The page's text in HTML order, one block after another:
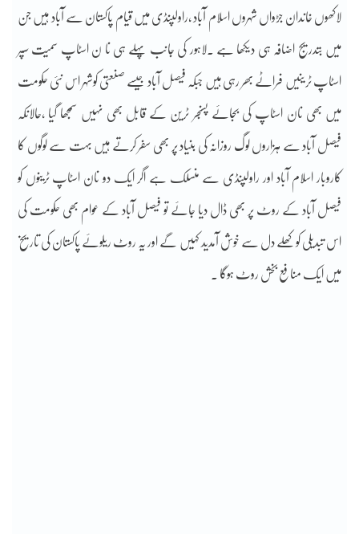
لاکھوں خاندان جڑواں شہروں اسلام آباد ،راولپنڈی میں قیام پاکستان سے آباد ہیں جن
میں بتدریج اضافہ ہی دیکھا ہے ۔لاہور کی جانب پہلے ہی نا ن اسٹاپ سمیت سپر
اسٹاپ ٹرینیں فراٹے بھر رہی ہیں جبکہ فیصل آباد جیسے صنعتی کوشہر اس نئی حکومت
میں بھی نان اسٹاپ کی بجائے پسنجر ٹرین کے قابل بھی نہیں سمجھا گیا ،حالانکہ
فیصل آباد سے ہزاروں لوگ روزانہ کی بنیاد پر بھی سفر کرتے ہیں بہت سے لوگوں کا
کاروبار اسلام آباد اور راولپنڈی سے منسلک ہے اگر ایک دو نان اسٹاپ ٹرینوں کو
فیصل آباد کے روٹ پر بھی ڈال دیا جائے تو فیصل آباد کے عوام بھی حکومت کی
اس تبدیلی کو کھلے دل سے خوش آمدید کہیں گے اور یہ روٹ ریلوئے پاکستان کی تاریخ
میں ایک منافع بخش روٹ ہوگا ۔